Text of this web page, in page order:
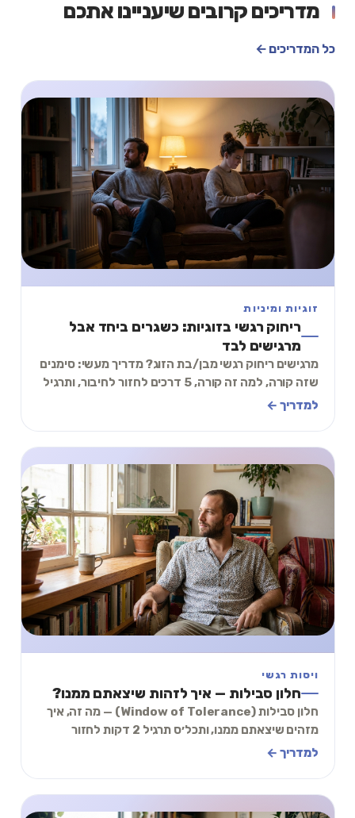
מדריכים קרובים שיעניינו אתכם
כל המדריכים ←
זוגיות ומיניות
ריחוק רגשי בזוגיות: כשגרים ביחד אבל
מרגישים לבד
מרגישים ריחוק רגשי מבן/בת הזוג? מדריך מעשי: סימנים
שזה קורה, למה זה קורה, 5 דרכים לחזור לחיבור, ותרגיל
של 2 דקות לזוגות.
למדריך ←
ויסות רגשי
חלון סבילות — איך לזהות שיצאתם ממנו?
חלון סבילות (Window of Tolerance) — מה זה, איך
מזהים שיצאתם ממנו, ותכל׳ס תרגיל 2 דקות לחזור
פנימה.
למדריך ←